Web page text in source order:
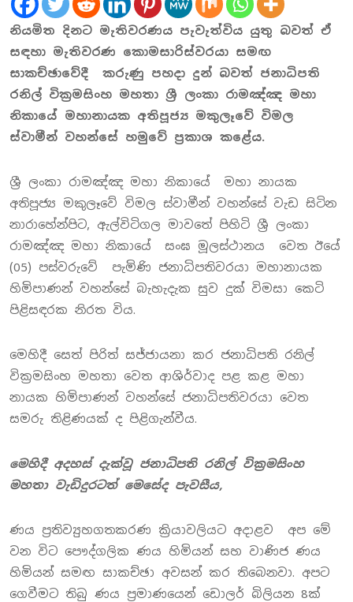
නියමිත දිනට මැතිවරණය පැවැත්විය යුතු බවත් ඒ
සඳහා මැතිවරණ කොමසාරිස්වරයා සමඟ
සාකච්ඡාවේදී කරුණු පහදා දුන් බවත් ජනාධිපති
රනිල් වික්‍රමසිංහ මහතා ශ්‍රී ලංකා රාමඤ්ඤ මහා
නිකායේ මහානායක අතිපූජ්‍ය මකුලෑවේ විමල
ස්වාමීන් වහන්සේ හමුවේ ප්‍රකාශ කළේය.
ශ්‍රී ලංකා රාමඤ්ඤ මහා නිකායේ මහා නායක
අතිපූජ්‍ය මකුලෑවේ විමල ස්වාමීන් වහන්සේ වැඩ සිටින
නාරාහේන්පිට, ඇල්විටිගල මාවතේ පිහිටි ශ්‍රී ලංකා
රාමඤ්ඤ මහා නිකායේ සංඝ මූලස්ථානය වෙත ඊයේ
(05) පස්වරුවේ පැමිණි ජනාධිපතිවරයා මහානායක
හිමිපාණන් වහන්සේ බැහැදැක සුව දුක් විමසා කෙටි
පිළිසඳරක නිරත විය.
මෙහිදී සෙත් පිරිත් සජ්ජායනා කර ජනාධිපති රනිල්
වික්‍රමසිංහ මහතා වෙත ආශිර්වාද පළ කළ මහා
නායක හිමිපාණන් වහන්සේ ජනාධිපතිවරයා වෙත
සමරු තිළිණයක් ද පිළිගැන්වීය.
මෙහිදී අදහස් දැක්වූ ජනාධිපති රනිල් වික්‍රමසිංහ
මහතා වැඩිදුරටත් මෙසේද පැවසීය,
ණය ප්‍රතිව්‍යුහගතකරණ ක්‍රියාවලියට අදාළව අප මේ
වන විට පෞද්ගලික ණය හිමියන් සහ වාණිජ ණය
හිමියන් සමඟ සාකච්ඡා අවසන් කර තිබෙනවා. අපට
ගෙවීමට තිබු ණය ප්‍රමාණයෙන් ඩොලර් බිලියන 8ක්